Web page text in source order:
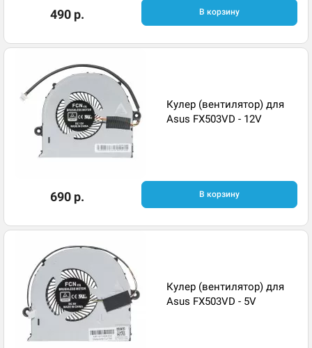
490 р. В корзину
Кулер (вентилятор) для
Asus FX503VD - 12V
690 р. В корзину
Кулер (вентилятор) для
Asus FX503VD - 5V